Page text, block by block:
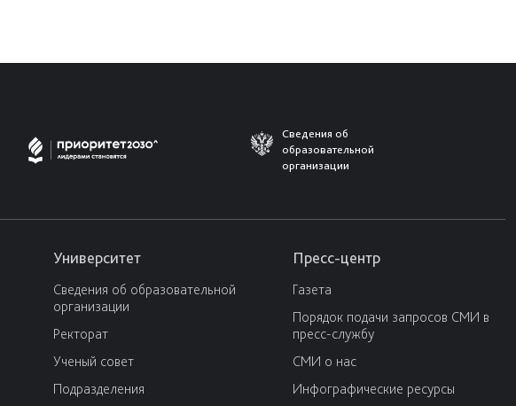
Сведения об
образовательной
организации
Университет
Сведения об образовательной
организации
Ректорат
Ученый совет
Подразделения
Пресс-центр
Газета
Порядок подачи запросов СМИ в
пресс-службу
СМИ о нас
Инфографические ресурсы